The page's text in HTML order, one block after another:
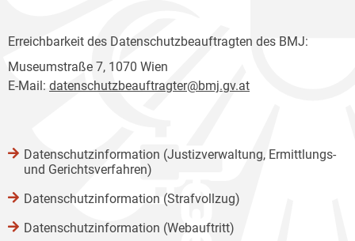
Erreichbarkeit des Datenschutzbeauftragten des BMJ:
Museumstraße 7, 1070 Wien
E-Mail: datenschutzbeauftragter@bmj.gv.at
Datenschutzinformation (Justizverwaltung, Ermittlungs-
und Gerichtsverfahren)
Datenschutzinformation (Strafvollzug)
Datenschutzinformation (Webauftritt)